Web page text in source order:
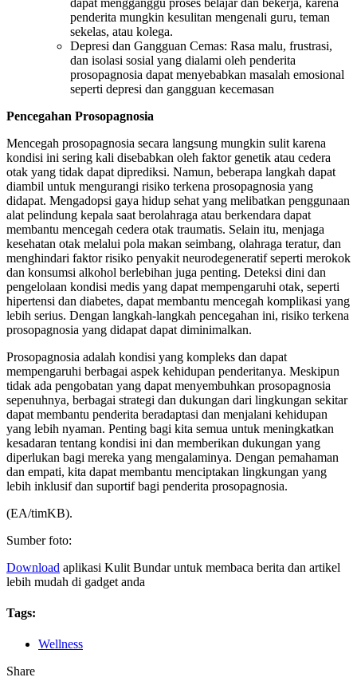
penderita mungkin kesulitan mengenali guru, teman
sekelas, atau kolega.
Depresi dan Gangguan Cemas: Rasa malu, frustrasi,
dan isolasi sosial yang dialami oleh penderita
prosopagnosia dapat menyebabkan masalah emosional
seperti depresi dan gangguan kecemasan
Pencegahan Prosopagnosia
Mencegah prosopagnosia secara langsung mungkin sulit karena
kondisi ini sering kali disebabkan oleh faktor genetik atau cedera
otak yang tidak dapat diprediksi. Namun, beberapa langkah dapat
diambil untuk mengurangi risiko terkena prosopagnosia yang
didapat. Mengadopsi gaya hidup sehat yang melibatkan penggunaan
alat pelindung kepala saat berolahraga atau berkendara dapat
membantu mencegah cedera otak traumatis. Selain itu, menjaga
kesehatan otak melalui pola makan seimbang, olahraga teratur, dan
menghindari faktor risiko penyakit neurodegeneratif seperti merokok
dan konsumsi alkohol berlebihan juga penting. Deteksi dini dan
pengelolaan kondisi medis yang dapat mempengaruhi otak, seperti
hipertensi dan diabetes, dapat membantu mencegah komplikasi yang
lebih serius. Dengan langkah-langkah pencegahan ini, risiko terkena
prosopagnosia yang didapat dapat diminimalkan.
Prosopagnosia adalah kondisi yang kompleks dan dapat
mempengaruhi berbagai aspek kehidupan penderitanya. Meskipun
tidak ada pengobatan yang dapat menyembuhkan prosopagnosia
sepenuhnya, berbagai strategi dan dukungan dari lingkungan sekitar
dapat membantu penderita beradaptasi dan menjalani kehidupan
yang lebih nyaman. Penting bagi kita semua untuk meningkatkan
kesadaran tentang kondisi ini dan memberikan dukungan yang
diperlukan bagi mereka yang mengalaminya. Dengan pemahaman
dan empati, kita dapat membantu menciptakan lingkungan yang
lebih inklusif dan suportif bagi penderita prosopagnosia.
(EA/timKB).
Sumber foto:
Download aplikasi Kulit Bundar untuk membaca berita dan artikel
lebih mudah di gadget anda
Tags:
Wellness
Share